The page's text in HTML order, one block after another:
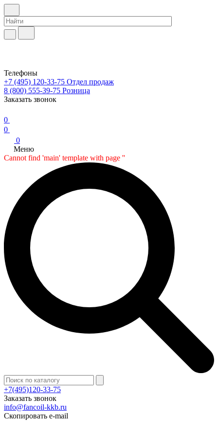
Телефоны
+7 (495) 120-33-75 Отдел продаж
8 (800) 555-39-75 Розница
Заказать звонок
0
0
0
Меню
Cannot find 'main' template with page ''
+7(495)120-33-75
Заказать звонок
info@fancoil-kkb.ru
Скопировать e-mail